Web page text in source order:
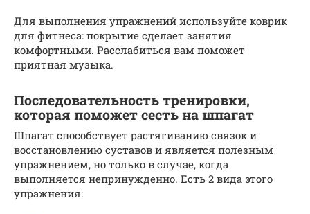
Для выполнения упражнений используйте коврик
для фитнеса: покрытие сделает занятия
комфортными. Расслабиться вам поможет
приятная музыка.
Последовательность тренировки,
которая поможет сесть на шпагат
Шпагат способствует растягиванию связок и
восстановлению суставов и является полезным
упражнением, но только в случае, когда
выполняется непринужденно. Есть 2 вида этого
упражнения: